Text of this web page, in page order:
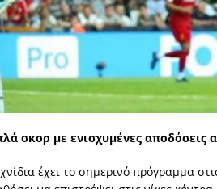
πρόσωπα, με λογικές “αυλών”, μηχανισμών
2026 ]
Δόμνα Μιχαηλίδου: Αξιοπρέπεια
2026 ] Η δημοκρατία της διαχείρισης
2026 ]
Κυριάκος Μητσοτάκης: Αναλγησίες
2026 ]
Θα ανήκεις όπου ανήκει το νερό
σκορ με ενισχυμένες αποδόσεις
έχει το σημερινό πρόγραμμα